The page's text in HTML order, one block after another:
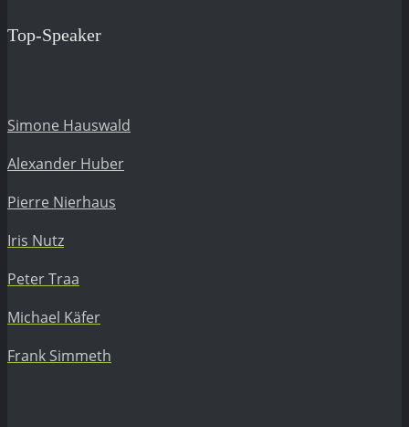
Top-Speaker
Simone Hauswald
Alexander Huber
Pierre Nierhaus
Iris Nutz
Peter Traa
Michael Käfer
Frank Simmeth